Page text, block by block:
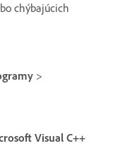
chýbajúcich
>
Visual C++